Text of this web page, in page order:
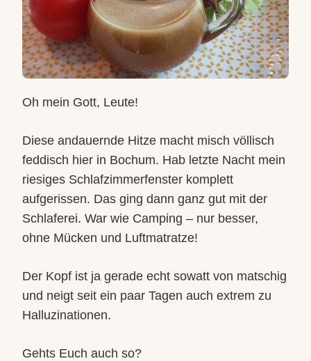
Oh mein Gott, Leute!
Diese andauernde Hitze macht misch völlisch
feddisch hier in Bochum. Hab letzte Nacht mein
riesiges Schlafzimmerfenster komplett
aufgerissen. Das ging dann ganz gut mit der
Schlaferei. War wie Camping – nur besser,
ohne Mücken und Luftmatratze!
Der Kopf ist ja gerade echt sowatt von matschig
und neigt seit ein paar Tagen auch extrem zu
Halluzinationen.
Gehts Euch auch so?